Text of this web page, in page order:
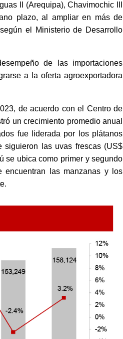
II (Arequipa), Chavimochic III
plazo, al ampliar en más de
el Ministerio de Desarrollo
de las importaciones
a la oferta agroexportadora
de acuerdo con el Centro de
un crecimiento promedio anual
fue liderada por los plátanos
siguieron las uvas frescas (US$
se ubica como primer y segundo
encuentran las manzanas y los